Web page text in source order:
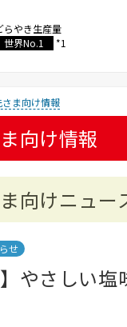
らやき生産量
世界No.1
*1
さま向け情報
向け情報
向けニュー
せ
】やさしい